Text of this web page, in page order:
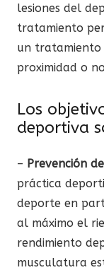
lesiones del
tratamiento
un tratamiento
proximidad o
Los
deportiva
– Prevención
práctica
deporte en
al máximo el
rendimiento
musculatura